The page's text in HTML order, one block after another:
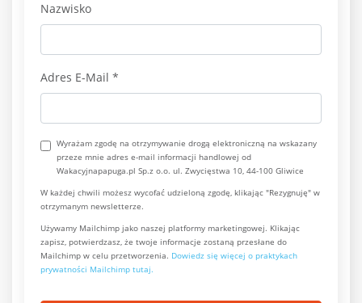
Nazwisko
Adres E-Mail *
Wyrażam zgodę na otrzymywanie drogą elektroniczną na wskazany
przeze mnie adres e-mail informacji handlowej od
Wakacyjnapapuga.pl Sp.z o.o. ul. Zwycięstwa 10, 44-100 Gliwice
W każdej chwili możesz wycofać udzieloną zgodę, klikając "Rezygnuję" w
otrzymanym newsletterze.
Używamy Mailchimp jako naszej platformy marketingowej. Klikając
zapisz, potwierdzasz, że twoje informacje zostaną przesłane do
Mailchimp w celu przetworzenia. Dowiedz się więcej o praktykach
prywatności Mailchimp tutaj.